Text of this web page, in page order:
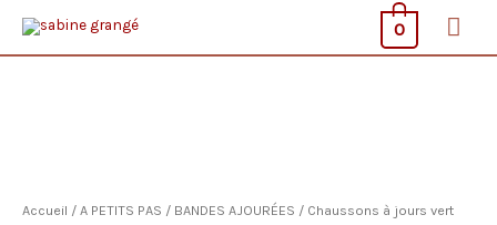
0
Accueil / A PETITS PAS / BANDES AJOURÉES / Chaussons à jours vert